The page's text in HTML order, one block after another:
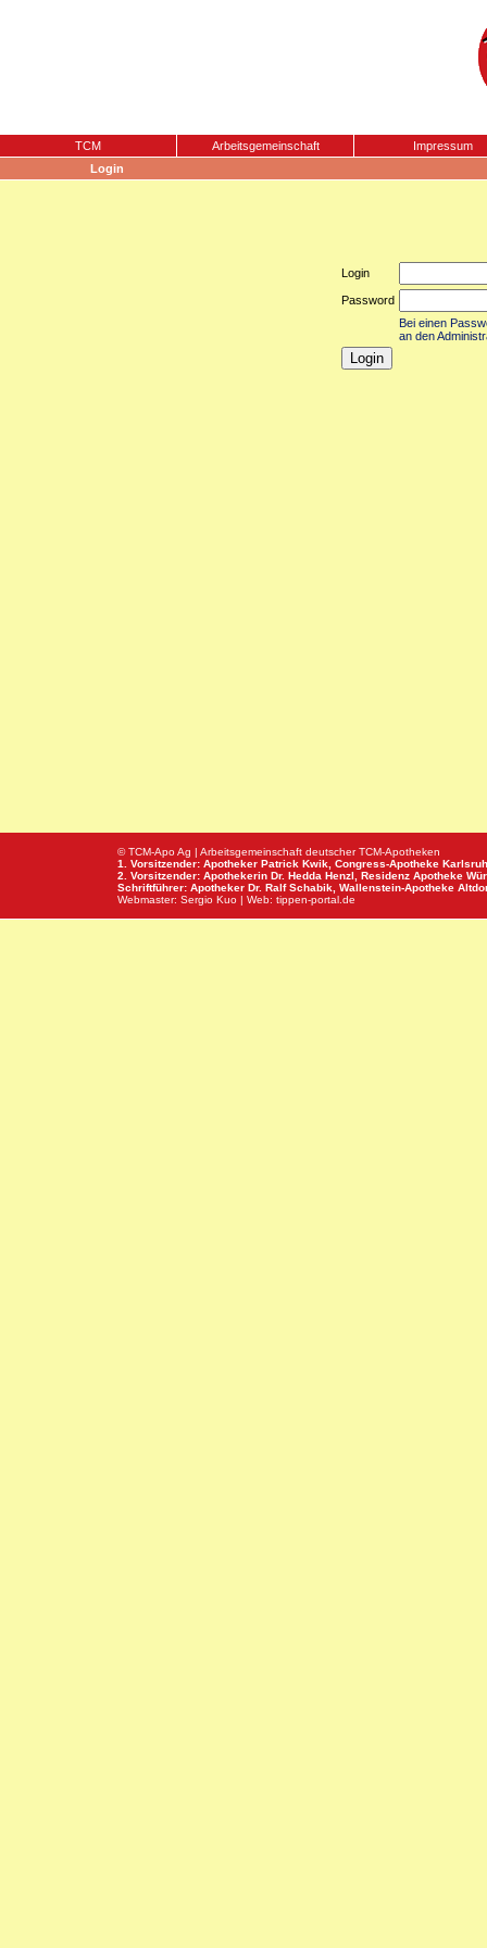
TCM Arbeitsgemeinschaft
Impressum
Login
Login
Password
Bei einen
an den
© TCM-Apo Ag | Arbeitsgemeinschaft deutscher TCM-Apotheken
1. Vorsitzender: Apotheker Patrick Kwik, Congress-Apotheke
2. Vorsitzender: Apothekerin Dr. Hedda Henzl, Residenz Apotheke
Schriftführer: Apotheker Dr. Ralf Schabik, Wallenstein-Apotheke
Webmaster: Sergio Kuo | Web: tippen-portal.de